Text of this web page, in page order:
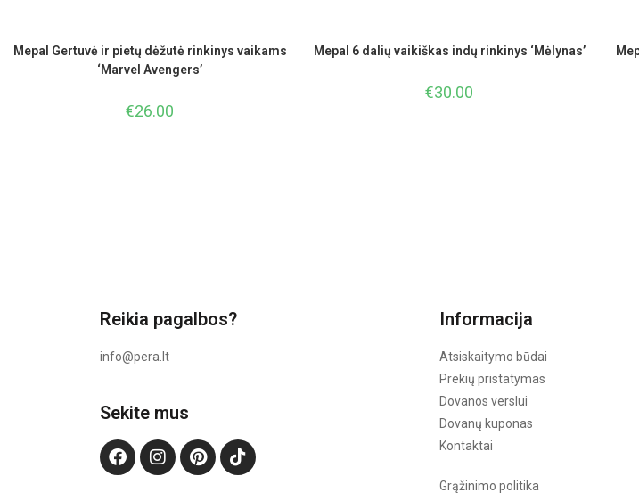
Mepal Gertuvė ir pietų dėžutė rinkinys vaikams
‘Marvel Avengers’
€26.00
Mepal 6 dalių vaikiškas indų rinkinys ‘Mėlynas’
€30.00
Reikia pagalbos?
info@pera.lt
Sekite mus
Informacija
Atsiskaitymo būdai
Prekių pristatymas
Dovanos verslui
Dovanų kuponas
Kontaktai
Grąžinimo politika